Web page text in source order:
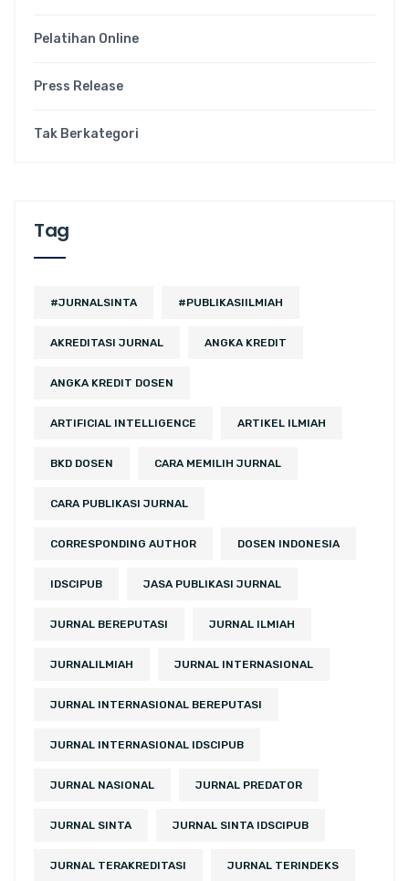
Pelatihan Online
Press Release
Tak Berkategori
Tag
#JURNALSINTA #PUBLIKASIILMIAH
AKREDITASI JURNAL ANGKA KREDIT
ANGKA KREDIT DOSEN
ARTIFICIAL INTELLIGENCE ARTIKEL ILMIAH
BKD DOSEN CARA MEMILIH JURNAL
CARA PUBLIKASI JURNAL
CORRESPONDING AUTHOR DOSEN INDONESIA
IDSCIPUB JASA PUBLIKASI JURNAL
JURNAL BEREPUTASI JURNAL ILMIAH
JURNALILMIAH JURNAL INTERNASIONAL
JURNAL INTERNASIONAL BEREPUTASI
JURNAL INTERNASIONAL IDSCIPUB
JURNAL NASIONAL JURNAL PREDATOR
JURNAL SINTA JURNAL SINTA IDSCIPUB
JURNAL TERAKREDITASI JURNAL TERINDEKS